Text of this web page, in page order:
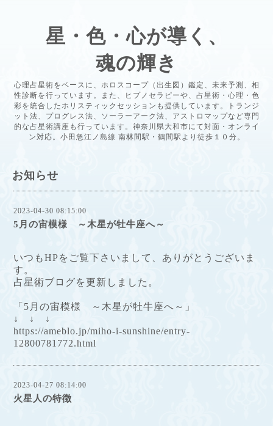
星・色・心が導く、
魂の輝き
心理占星術をベースに、ホロスコープ（出生図）鑑定、未来予測、相
性診断を行っています。また、ヒプノセラピーや、占星術・心理・色
彩を統合したホリスティックセッションも提供しています。トランジ
ット法、プログレス法、ソーラーアーク法、アストロマップなど専門
的な占星術講座も行っています。神奈川県大和市にて対面・オンライ
ン対応。小田急江ノ島線 南林間駅・鶴間駅より徒歩１０分。
お知らせ
2023-04-30 08:15:00
5月の宙模様 ～木星が牡牛座へ～
いつもHPをご覧下さいまして、ありがとうございま
す。
占星術ブログを更新しました。
「5月の宙模様 ～木星が牡牛座へ～」
↓ ↓ ↓
https://ameblo.jp/miho-i-sunshine/entry-
12800781772.html
2023-04-27 08:14:00
火星人の特徴